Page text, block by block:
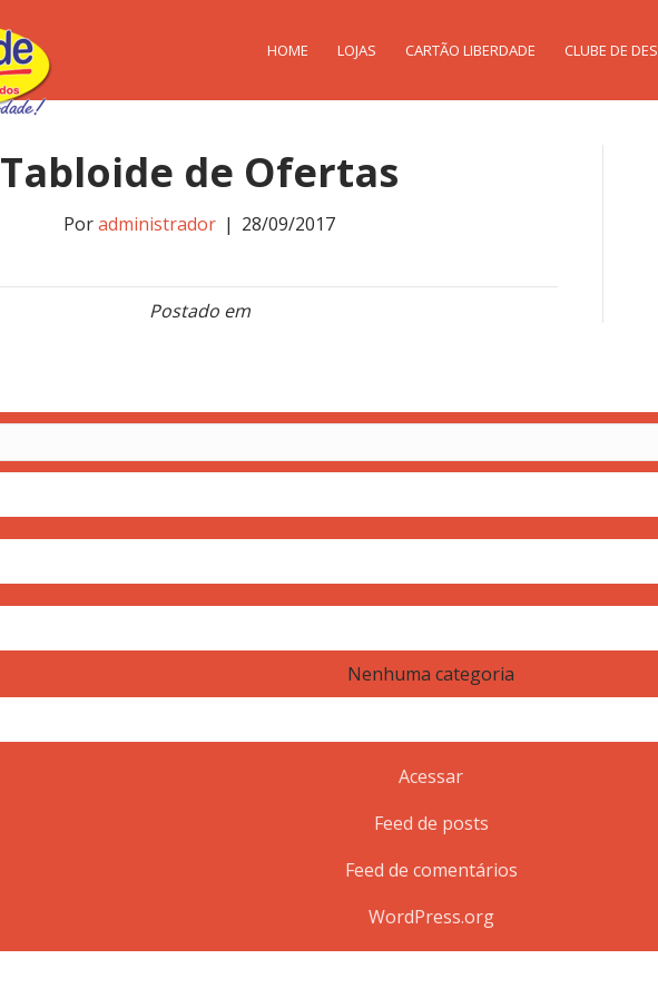
HOME LOJAS CARTÃO LIBERDADE CLUBE DE
Tabloide de Ofertas
Poradministrador | 28/09/2017
Postado em
Nenhuma categoria
Acessar
Feed de posts
Feed de comentários
WordPress.org